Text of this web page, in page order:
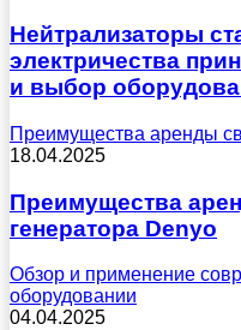
Нейтрализаторы
электричества
и выбор
Преимущества аренды
18.04.2025
Преимущества
генератора Denyo
Обзор и применение
оборудовании
04.04.2025